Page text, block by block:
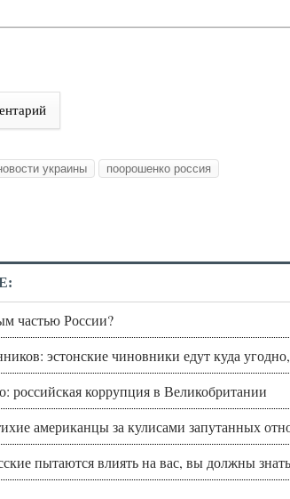
украины поорошенко россия
частью России?
эстонские чиновники едут куда
российская коррупция в Великобритании
американцы за кулисами запутанных
пытаются влиять на вас, вы должны